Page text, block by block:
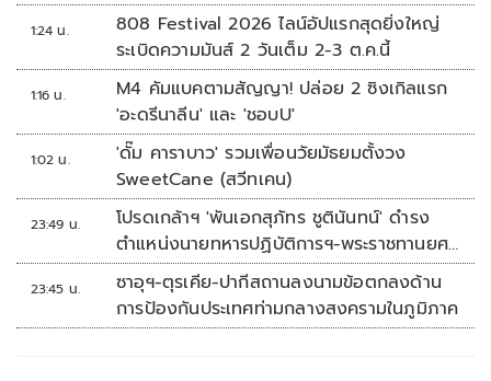
1:24 น.
808 Festival 2026 ไลน์อัปแรกสุดยิ่งใหญ่
ระเบิดความมันส์ 2 วันเต็ม 2-3 ต.ค.นี้
1:16 น.
M4 คัมแบคตามสัญญา! ปล่อย 2 ซิงเกิลแรก
'อะดรีนาลีน' และ 'ชอบU'
1:02 น.
'ดั๊ม คาราบาว' รวมเพื่อนวัยมัธยมตั้งวง
SweetCane (สวีทเคน)
23:49 น.
โปรดเกล้าฯ 'พันเอกสุภัทร ชูตินันทน์' ดำรง
ตำแหน่งนายทหารปฏิบัติการฯ-พระราชทานยศ
'พลตรี'
23:45 น.
ซาอุฯ-ตุรเคีย-ปากีสถานลงนามข้อตกลงด้าน
การป้องกันประเทศท่ามกลางสงครามในภูมิภาค